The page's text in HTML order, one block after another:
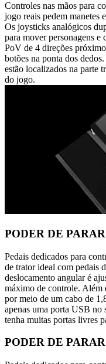
Controles nas mãos para
jogo reais pedem manetes
Os joysticks analógicos
para mover personagens e
PoV de 4 direções
botões na ponta dos
estão localizados na parte
do jogo.
PODER DE
Pedais dedicados para
de trator ideal com pedais
deslocamento angular é
máximo de controle. Além
por meio de um cabo de
apenas uma porta USB no
tenha muitas portas livres
PODER DE